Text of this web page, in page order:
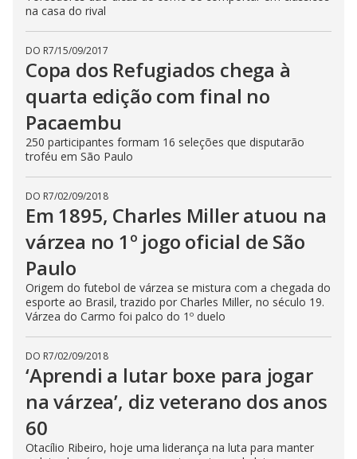
na casa do rival
DO R7/15/09/2017
Copa dos Refugiados chega à
quarta edição com final no
Pacaembu
250 participantes formam 16 seleções que disputarão
troféu em São Paulo
DO R7/02/09/2018
Em 1895, Charles Miller atuou na
várzea no 1º jogo oficial de São
Paulo
Origem do futebol de várzea se mistura com a chegada do
esporte ao Brasil, trazido por Charles Miller, no século 19.
Várzea do Carmo foi palco do 1º duelo
DO R7/02/09/2018
‘Aprendi a lutar boxe para jogar
na várzea’, diz veterano dos anos
60
Otacílio Ribeiro, hoje uma liderança na luta para manter